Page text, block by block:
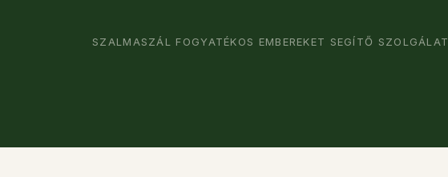
SZALMASZÁL FOGYATÉKOS EMBEREKET SEGÍTŐ SZOLGÁLAT